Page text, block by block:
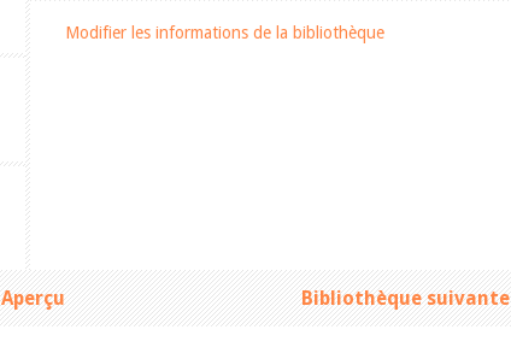
Modifier les informations de la bibliothèque
Aperçu Bibliothèque suivante